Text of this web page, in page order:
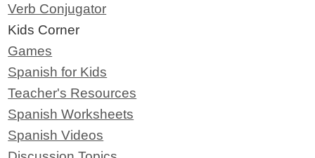
Verb Conjugator
Kids Corner
Games
Spanish for Kids
Teacher's Resources
Spanish Worksheets
Spanish Videos